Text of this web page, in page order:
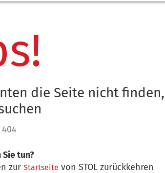
die Seite nicht finden,
Sie tun?
zurStartseite von STOL zurückkehren